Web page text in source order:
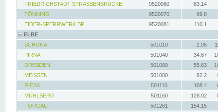
FRIEDRICHSTADT STRASSENBRÜCKE
9520060
83.14
TÖNNING
9520070
99.8
EIDER-SPERRWERK BP
9520081
110.1
ELBE
SCHÖNA
501010 2.05
PIRNA
501040 34.67
DRESDEN
501060 55.63
MEISSEN
501080 82.2
RIESA
501110 108.4
MÜHLBERG
501160 128.02
TORGAU
501261 154.15